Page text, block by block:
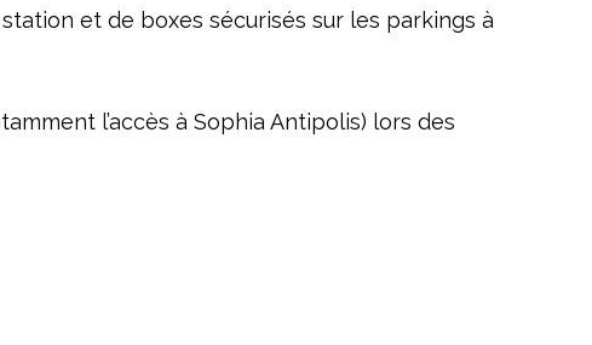
et de boxes sécurisés sur les parkings à
l’accès à Sophia Antipolis) lors des